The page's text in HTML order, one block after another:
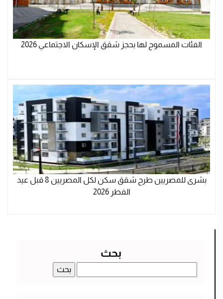
الفئات المسموح لها بحجز شقق الإسكان الاجتماعي 2026
بشرى للمصريين طرح شقق سكن لكل المصريين 8 قبل عيد
الفطر 2026
بحث
عن: